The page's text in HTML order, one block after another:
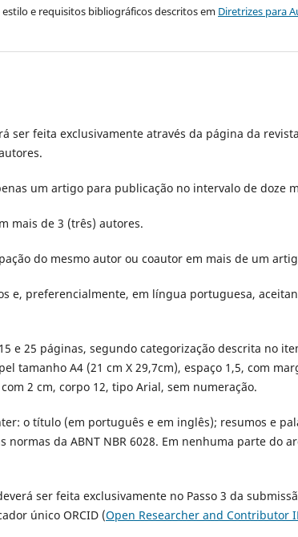
e requisitos bibliográficos descritos em Diretrizes para
ser feita exclusivamente através da página da
um artigo para publicação no intervalo de doze
mais de 3 (três) autores.
do mesmo autor ou coautor em mais de um
e, preferencialmente, em língua portuguesa,
e 25 páginas, segundo categorização descrita no
tamanho A4 (21 cm X 29,7cm), espaço 1,5, com
2 cm, corpo 12, tipo Arial, sem numeração.
o título (em português e em inglês); resumos e
normas da ABNT NBR 6028. Em nenhuma parte do
ser feita exclusivamente no Passo 3 da
único ORCID (Open Researcher and Contributor